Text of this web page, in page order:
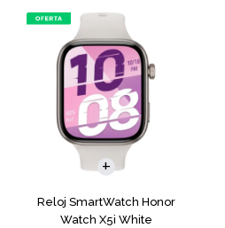
Reloj SmartWatch Honor
Watch X5i White